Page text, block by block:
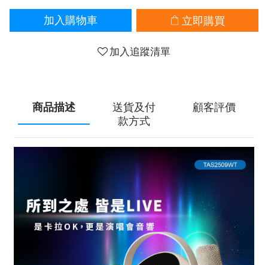
加入購物車 立即購買
加入追蹤清單
商品描述
送貨及付
款方式
顧客評價